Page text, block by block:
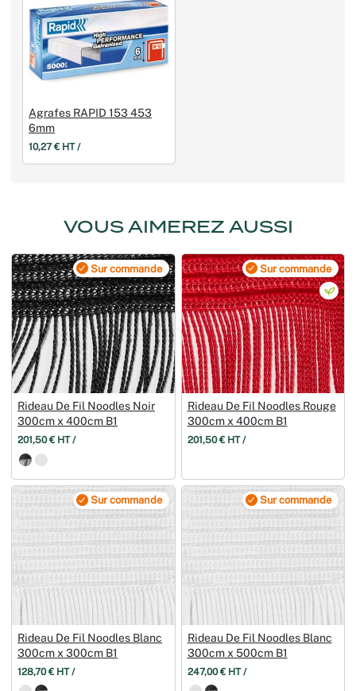
Agrafes RAPID 153 453
6mm
10,27 € HT /
VOUS AIMEREZ AUSSI
Sur commande
Rideau De Fil Noodles Noir
300cm x 400cm B1
201,50 € HT /
Sur commande
Rideau De Fil Noodles Rouge
300cm x 400cm B1
201,50 € HT /
Sur commande
Rideau De Fil Noodles Blanc
300cm x 300cm B1
128,70 € HT /
Sur commande
Rideau De Fil Noodles Blanc
300cm x 500cm B1
247,00 € HT /